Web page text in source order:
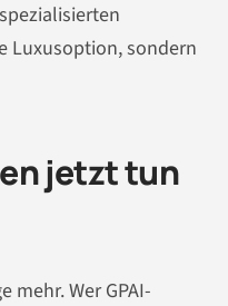
Luxusoption, sondern
jetzt tun
mehr. Wer GPAI-